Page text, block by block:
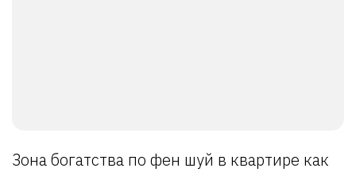
Зона богатства по фен шуй в квартире как